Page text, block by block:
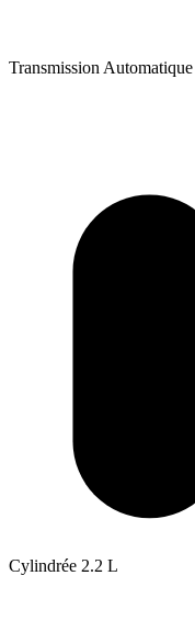
Transmission Automatique
Cylindrée 2.2 L